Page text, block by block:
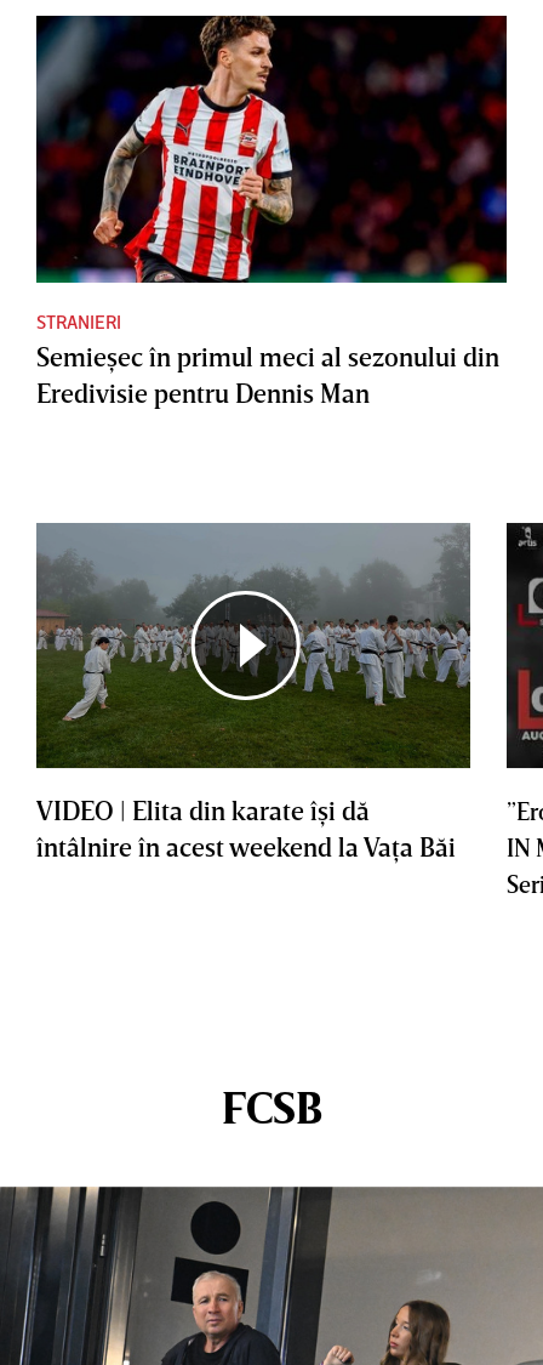
STRANIERI
Semieşec în primul meci al sezonului din
Eredivisie pentru Dennis Man
VIDEO | Elita din karate îşi dă
întâlnire în acest weekend la Vaţa Băi
IN
FCSB